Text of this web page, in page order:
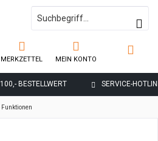
BESTELLWERT SERVICE-
MERKZETTEL MEIN KONTO
Funktionen